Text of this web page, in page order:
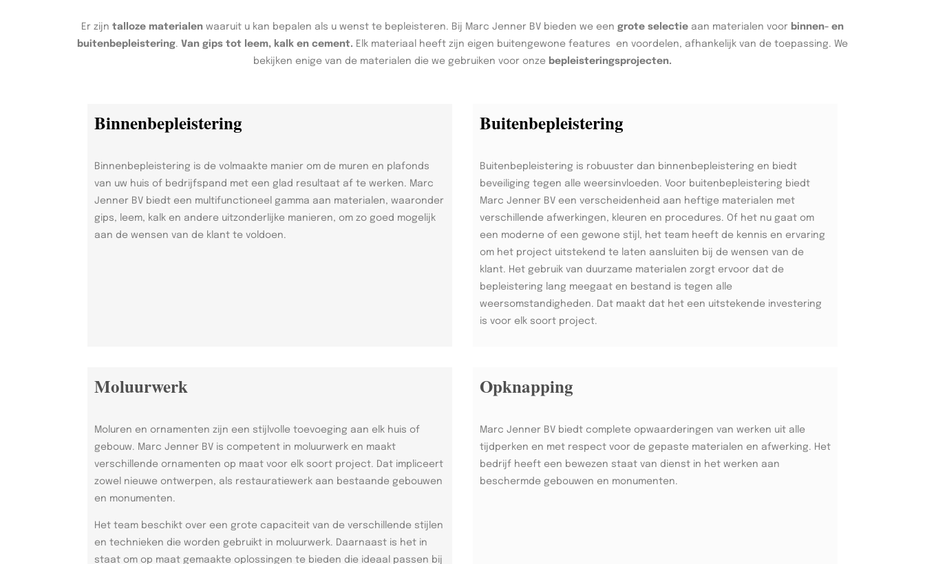
Er zijn talloze materialen waaruit u kan bepalen als u wenst te bepleisteren. Bij Marc Jenner BV bieden we een grote selectie aan materialen voor binnen- en
buitenbepleistering. Van gips tot leem, kalk en cement. Elk materiaal heeft zijn eigen buitengewone features en voordelen, afhankelijk van de toepassing. We
bekijken enige van de materialen die we gebruiken voor onze bepleisteringsprojecten.
Binnenbepleistering
Binnenbepleistering is de volmaakte manier om de muren en plafonds
van uw huis of bedrijfspand met een glad resultaat af te werken. Marc
Jenner BV biedt een multifunctioneel gamma aan materialen, waaronder
gips, leem, kalk en andere uitzonderlijke manieren, om zo goed mogelijk
aan de wensen van de klant te voldoen.
Buitenbepleistering
Buitenbepleistering is robuuster dan binnenbepleistering en biedt
beveiliging tegen alle weersinvloeden. Voor buitenbepleistering biedt
Marc Jenner BV een verscheidenheid aan heftige materialen met
verschillende afwerkingen, kleuren en procedures. Of het nu gaat om
een moderne of een gewone stijl, het team heeft de kennis en ervaring
om het project uitstekend te laten aansluiten bij de wensen van de
klant. Het gebruik van duurzame materialen zorgt ervoor dat de
bepleistering lang meegaat en bestand is tegen alle
weersomstandigheden. Dat maakt dat het een uitstekende investering
is voor elk soort project.
Moluurwerk
Moluren en ornamenten zijn een stijlvolle toevoeging aan elk huis of
gebouw. Marc Jenner BV is competent in moluurwerk en maakt
verschillende ornamenten op maat voor elk soort project. Dat impliceert
zowel nieuwe ontwerpen, als restauratiewerk aan bestaande gebouwen
en monumenten.
Het team beschikt over een grote capaciteit van de verschillende stijlen
en technieken die worden gebruikt in moluurwerk. Daarnaast is het in
staat om op maat gemaakte oplossingen te bieden die ideaal passen bij
Opknapping
Marc Jenner BV biedt complete opwaarderingen van werken uit alle
tijdperken en met respect voor de gepaste materialen en afwerking. Het
bedrijf heeft een bewezen staat van dienst in het werken aan
beschermde gebouwen en monumenten.